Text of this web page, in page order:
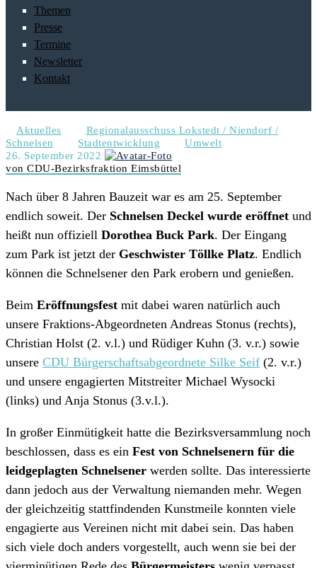
Themen
Presse
Termine
Newsletter
Kontakt
Aktuelles
Regionalausschuss Lokstedt / Niendorf /
Schnelsen
Stadtentwicklung
Umwelt
26. September 2022
von CDU-Bezirksfraktion Eimsbüttel
Nach über 8 Jahren Bauzeit war es am 25. September
endlich soweit. Der Schnelsen Deckel wurde eröffnet und
heißt nun offiziell Dorothea Buck Park. Der Eingang
zum Park ist jetzt der Geschwister Töllke Platz. Endlich
können die Schnelsener den Park erobern und genießen.
Beim Eröffnungsfest mit dabei waren natürlich auch
unsere Fraktions-Abgeordneten Andreas Stonus (rechts),
Christian Holst (2. v.l.) und Rüdiger Kuhn (3. v.r.) sowie
unsere CDU Bürgerschaftsabgeordnete Silke Seif (2. v.r.)
und unsere engagierten Mitstreiter Michael Wysocki
(links) und Anja Stonus (3.v.l.).
In großer Einmütigkeit hatte die Bezirksversammlung noch
beschlossen, dass es ein Fest von Schnelsenern für die
leidgeplagten Schnelsener werden sollte. Das interessierte
dann jedoch aus der Verwaltung niemanden mehr. Wegen
der gleichzeitig stattfindenden Kunstmeile konnten viele
engagierte aus Vereinen nicht mit dabei sein. Das haben
sich viele doch anders vorgestellt, auch wenn sie bei der